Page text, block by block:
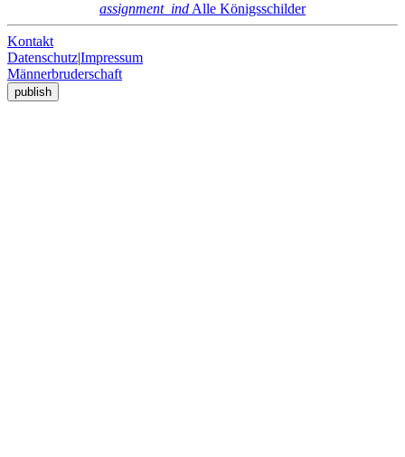
assignment_ind Alle Königsschilder
Kontakt
Datenschutz|Impressum
Männerbruderschaft
publish